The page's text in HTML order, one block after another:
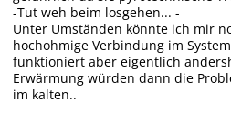
-Tut weh beim losgehen... -
Unter Umständen könnte ich mir
hochohmige Verbindung im
funktioniert aber eigentlich
Erwärmung würden dann die
im kalten..